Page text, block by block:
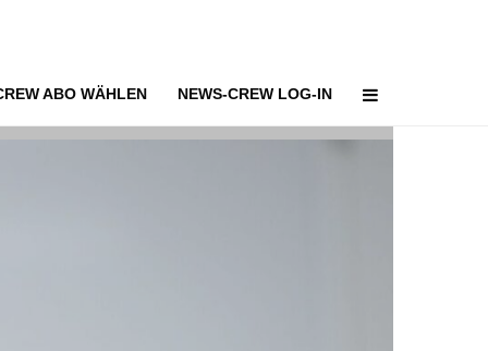
ABO WÄHLEN NEWS-CREW LOG-IN